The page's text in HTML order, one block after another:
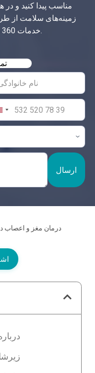
زمینه‌های سلامت از
خدمات 360 درجه‌ای را اتخاذ می‌کند.
ارسال
درمان مغز و اعصاب